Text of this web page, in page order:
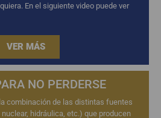
En el siguiente video puede ver
VER MÁS
NO PERDERSE
combinación de las distintas fuentes
hidráulica, etc.) que producen